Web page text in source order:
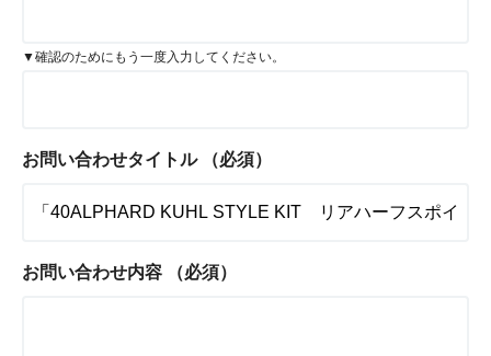
▼確認のためにもう一度入力してください。
お問い合わせタイトル （必須）
お問い合わせ内容 （必須）